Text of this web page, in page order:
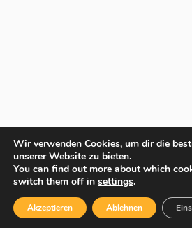
Copyright © 2025 Property Consulting
Rechtshinweis ·Datenschutzhinweise
Wir verwenden Cookies, um dir die
unserer Website zu bieten.
You can find out more about which
switch them off in settings.
Akzeptieren Ablehnen